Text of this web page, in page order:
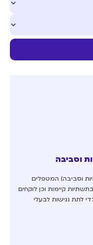
וסביבה
וסביבה) המטפלים
קיימות וכן לוקחים
לתת נגישות לבעלי